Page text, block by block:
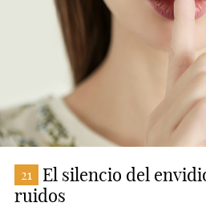
21
El silencio del
ruidos